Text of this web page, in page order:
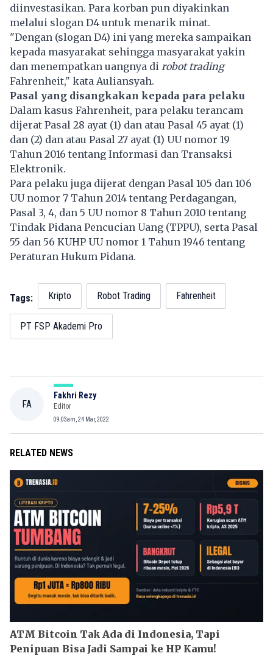
diinvestasikan. Para korban pun diyakinkan
melalui slogan D4 untuk menarik minat.
"Dengan (slogan D4) ini yang mereka sampaikan
kepada masyarakat sehingga masyarakat yakin
dan menempatkan uangnya di robot trading
Fahrenheit," kata Auliansyah.
Pasal yang disangkakan kepada para pelaku
Dalam kasus Fahrenheit, para pelaku terancam
dijerat Pasal 28 ayat (1) dan atau Pasal 45 ayat (1)
dan (2) dan atau Pasal 27 ayat (1) UU nomor 19
Tahun 2016 tentang Informasi dan Transaksi
Elektronik.
Para pelaku juga dijerat dengan Pasal 105 dan 106
UU nomor 7 Tahun 2014 tentang Perdagangan,
Pasal 3, 4, dan 5 UU nomor 8 Tahun 2010 tentang
Tindak Pidana Pencucian Uang (TPPU), serta Pasal
55 dan 56 KUHP UU nomor 1 Tahun 1946 tentang
Peraturan Hukum Pidana.
Tags: Kripto Robot Trading Fahrenheit
PT FSP Akademi Pro
FA
Fakhri Rezy
Editor
09:03am, 24 Mar, 2022
RELATED NEWS
ATM Bitcoin Tak Ada di Indonesia, Tapi
Penipuan Bisa Jadi Sampai ke HP Kamu!